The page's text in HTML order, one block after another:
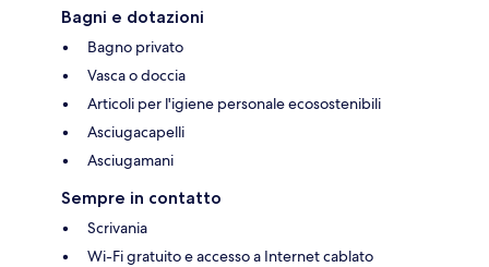
Bagni e dotazioni
Bagno privato
Vasca o doccia
Articoli per l'igiene personale ecosostenibili
Asciugacapelli
Asciugamani
Sempre in contatto
Scrivania
Wi-Fi gratuito e accesso a Internet cablato